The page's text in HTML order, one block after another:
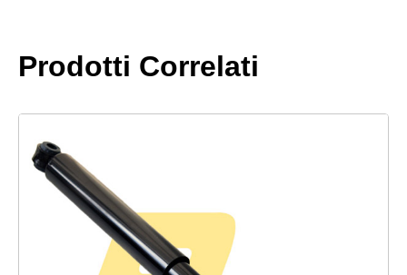
Prodotti Correlati